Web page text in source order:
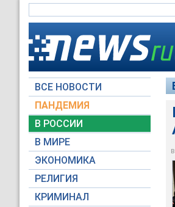
ВСЕ НОВОСТИ
ПАНДЕМИЯ
В РОССИИ
В МИРЕ
ЭКОНОМИКА
РЕЛИГИЯ
КРИМИНАЛ